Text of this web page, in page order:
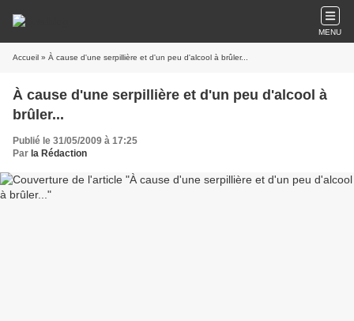
MENU
Accueil » À cause d'une serpillière et d'un peu d'alcool à brûler...
À cause d'une serpillière et d'un peu d'alcool à
brûler...
Publié le 31/05/2009 à 17:25
Par la Rédaction